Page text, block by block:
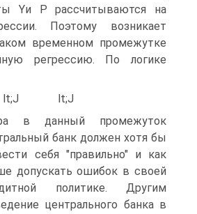
Yи P рассчитываются на
Поэтому возникает
временном промежутке
регрессию. По логике
lt;J
в данный промежуток
банк должен хотя бы
себя "правильно" и как
допускать ошибок в своей
политике. Другим
центрального банка в